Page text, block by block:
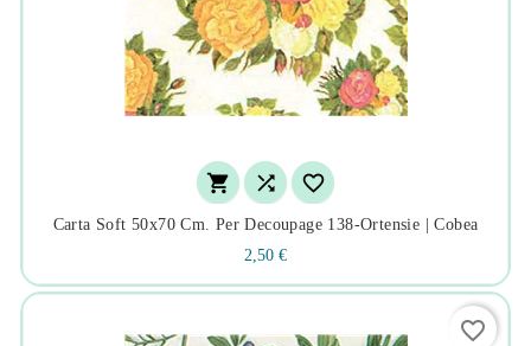
  
Carta Soft 50x70 Cm. Per Decoupage 138-Ortensie | Cobea
2,50 €
favorite_border